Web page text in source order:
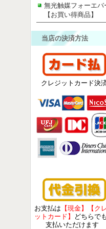
無光触媒フォーエバ
【お買い得商品】
当店の決済方法
クレジットカード決
お支払は 【現金】【ク
ットカード】
どちらで
支払いただけます